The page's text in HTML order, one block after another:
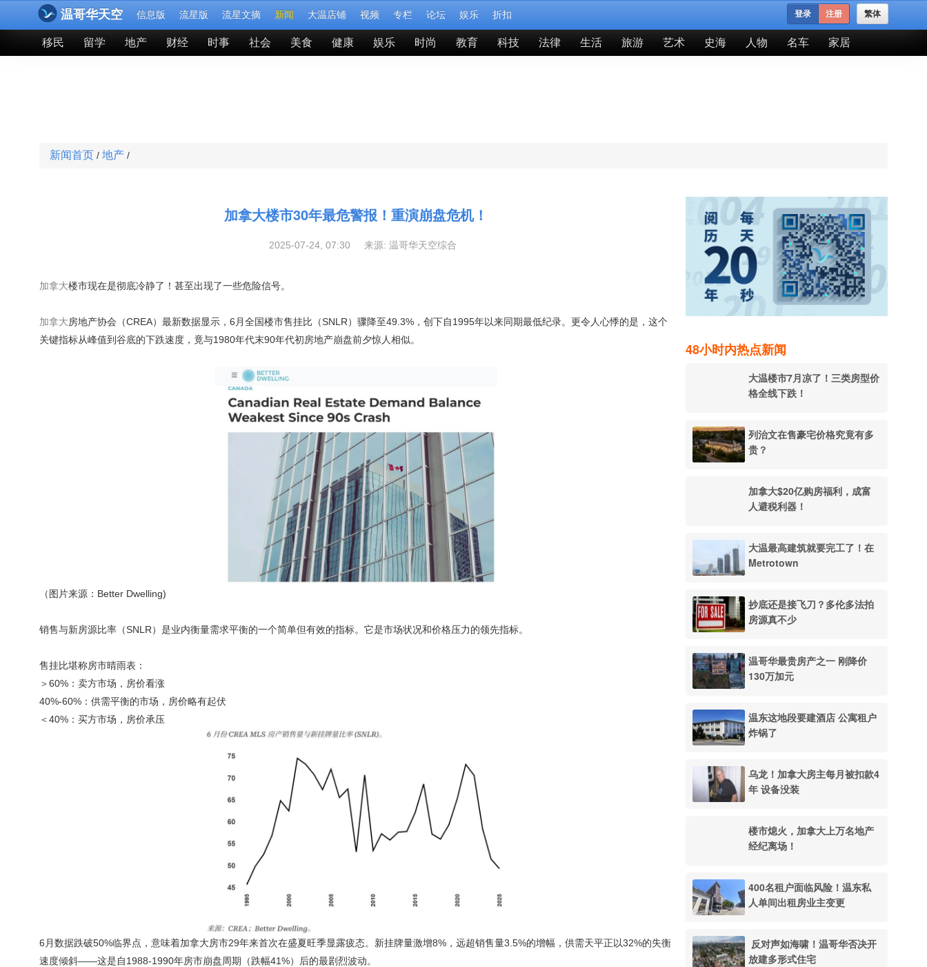
温哥华天空 信息版 流星版 流星文摘 新闻 大温店铺 视频 专栏 论坛 娱乐 折扣 繁体
登录 注册
移民 留学 地产 财经 时事 社会 美食 健康 娱乐 时尚 教育 科技 法律 生活 旅游 艺术 史海 人物 名车 家居
新闻首页 / 地产 /
加拿大楼市30年最危警报！重演崩盘危机！
2025-07-24, 07:30 来源: 温哥华天空综合
加拿大楼市现在是彻底冷静了！甚至出现了一些危险信号。
加拿大房地产协会（CREA）最新数据显示，6月全国楼市售挂比（SNLR）骤降至49.3%，创下自1995年以来同期最低纪录。 更令人心悸的是，这个
关键指标从峰值到谷底的下跌速度，竟与1980年代末90年代初房地产崩盘前夕惊人相似。
（图片来源：Better Dwelling)
销售与新房源比率（SNLR）是业内衡量需求平衡的一个简单但有效的指标。它是市场状况和价格压力的领先指标。
售挂比堪称房市晴雨表：
＞60%：卖方市场，房价看涨
40%-60%：供需平衡的市场，房价略有起伏
＜40%：买方市场，房价承压
6月数据跌破50%临界点，意味着加拿大房市29年来首次在盛夏旺季显露疲态。新挂牌量激增8%，远超销售量3.5%的增幅，供需天平正以32%的失衡
速度倾斜——这是自1988-1990年房市崩盘周期（跌幅41%）后的最剧烈波动。
48小时内热点新闻
大温楼市7月凉了！三类房型价
格全线下跌！
列治文在售豪宅价格究竟有多
贵？
加拿大$20亿购房福利，成富
人避税利器！
大温最高建筑就要完工了！在
Metrotown
抄底还是接飞刀？多伦多法拍
房源真不少
温哥华最贵房产之一 刚降价
130万加元
温东这地段要建酒店 公寓租户
炸锅了
乌龙！加拿大房主每月被扣款4
年 设备没装
楼市熄火，加拿大上万名地产
经纪离场！
400名租户面临风险！温东私
人单间出租房业主变更
反对声如海啸！温哥华否决开
放建多形式住宅